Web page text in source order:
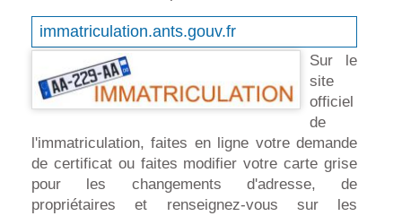
immatriculation.ants.gouv.fr
Sur le
site
officiel
de
l'immatriculation, faites en ligne votre demande
de certificat ou faites modifier votre carte grise
pour les changements d'adresse, de
propriétaires et renseignez-vous sur les